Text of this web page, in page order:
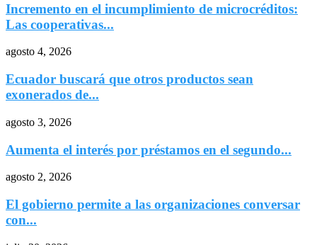
Incremento en el incumplimiento de microcréditos:
Las cooperativas...
agosto 4, 2026
Ecuador buscará que otros productos sean
exonerados de...
agosto 3, 2026
Aumenta el interés por préstamos en el segundo...
agosto 2, 2026
El gobierno permite a las organizaciones conversar
con...